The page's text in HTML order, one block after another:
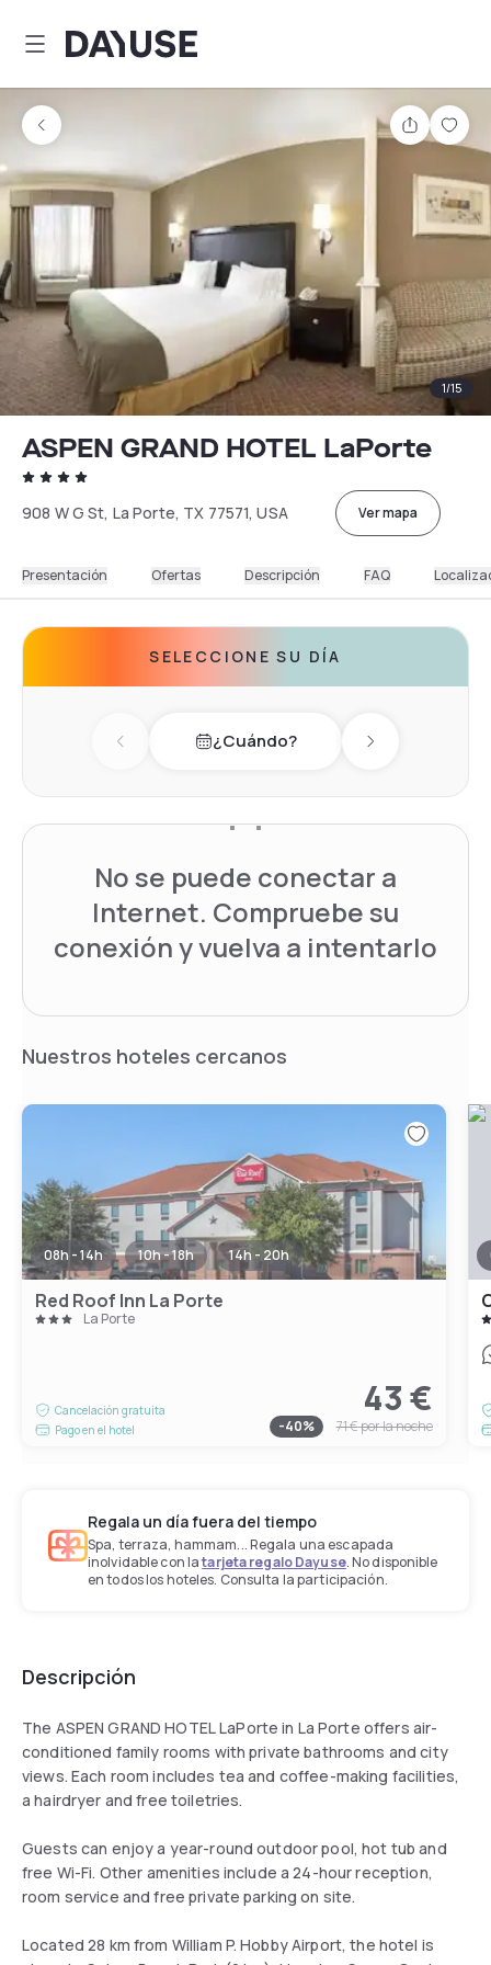
Dayuse
1/15
ASPEN GRAND HOTEL LaPorte
908 W G St, La Porte, TX 77571, USA Ver mapa
Presentación Ofertas Descripción FAQ
SELECCIONE SU DÍA
Previous day¿Cuándo? Next day
No se puede conectar a
Internet. Compruebe su
conexión y vuelva a intentarlo
Nuestros hoteles cercanos
08h - 14h 10h - 18h 14h - 20h
Red Roof Inn La Porte
La Porte
Cancelación gratuita
Pago en el hotel
43 €
-40% 71 €por la noche
Regala un día fuera del tiempo
Spa, terraza, hammam... Regala una escapada
inolvidable con latarjeta regalo Dayuse. No disponible
en todos los hoteles. Consulta la participación.
Descripción
The ASPEN GRAND HOTEL LaPorte in La Porte offers air-
conditioned family rooms with private bathrooms and city
views. Each room includes tea and coffee-making facilities,
a hairdryer and free toiletries.
Guests can enjoy a year-round outdoor pool, hot tub and
free Wi-Fi. Other amenities include a 24-hour reception,
room service and free private parking on site.
Located 28 km from William P. Hobby Airport, the hotel is